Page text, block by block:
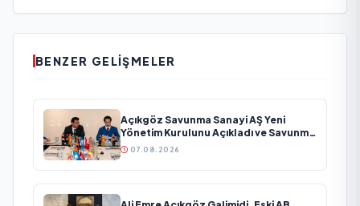
BENZER GELIŞMELER
Açıkgöz Savunma Sanayi AŞ Yeni
Yönetim Kurulunu Açıkladı ve Savunma
Sanayinde Küresel Vizyon Vurgusu
07.08.2026